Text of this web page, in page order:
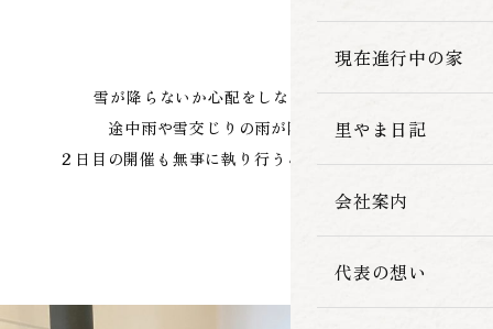
暮らしの性能
現在進行中の家
里やま日記
会社案内
代表の想い
雪が降らないか心配をしながらの２日目。
途中雨や雪交じりの雨が降りましたが
２日目の開催も無事に執り行うことができました